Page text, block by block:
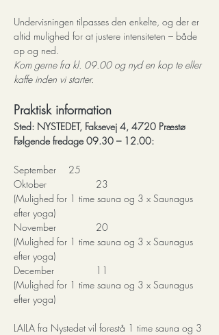
Undervisningen tilpasses den enkelte, og der er
altid mulighed for at justere intensiteten – både
op og ned.
Kom gerne fra kl. 09.00 og nyd en kop te eller
kaffe inden vi starter.
Praktisk information
Sted: NYSTEDET, Faksevej 4, 4720 Præstø
Følgende fredage 09.30 – 12.00:
September    	25
Oktober         	23
(Mulighed for 1 time sauna og 3 x Saunagus
efter yoga)
November     	20
(Mulighed for 1 time sauna og 3 x Saunagus
efter yoga)
December     	11
(Mulighed for 1 time sauna og 3 x Saunagus
efter yoga)
LAILA fra Nystedet vil forestå 1 time sauna og 3